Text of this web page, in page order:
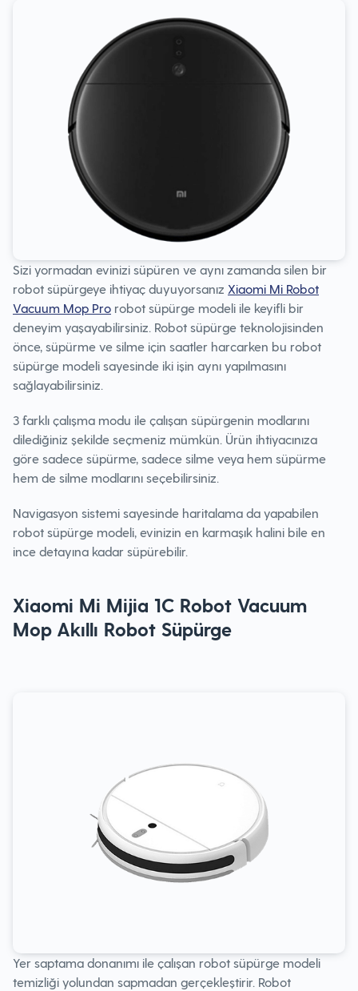
Sizi yormadan evinizi süpüren ve aynı zamanda silen bir
robot süpürgeye ihtiyaç duyuyorsanız Xiaomi Mi Robot
Vacuum Mop Pro robot süpürge modeli ile keyifli bir
deneyim yaşayabilirsiniz. Robot süpürge teknolojisinden
önce, süpürme ve silme için saatler harcarken bu robot
süpürge modeli sayesinde iki işin aynı yapılmasını
sağlayabilirsiniz.
3 farklı çalışma modu ile çalışan süpürgenin modlarını
dilediğiniz şekilde seçmeniz mümkün. Ürün ihtiyacınıza
göre sadece süpürme, sadece silme veya hem süpürme
hem de silme modlarını seçebilirsiniz.
Navigasyon sistemi sayesinde haritalama da yapabilen
robot süpürge modeli, evinizin en karmaşık halini bile en
ince detayına kadar süpürebilir.
Xiaomi Mi Mijia 1C Robot Vacuum
Mop Akıllı Robot Süpürge
Yer saptama donanımı ile çalışan robot süpürge modeli
temizliği yolundan sapmadan gerçekleştirir. Robot